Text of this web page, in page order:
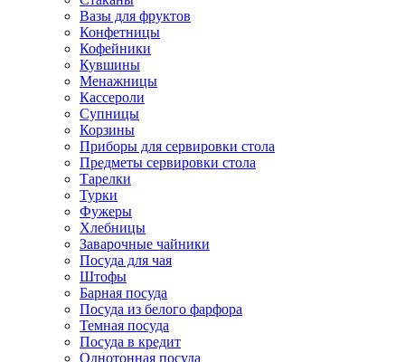
Вазы для фруктов
Конфетницы
Кофейники
Кувшины
Менажницы
Кассероли
Супницы
Корзины
Приборы для сервировки стола
Предметы сервировки стола
Тарелки
Турки
Фужеры
Хлебницы
Заварочные чайники
Посуда для чая
Штофы
Барная посуда
Посуда из белого фарфора
Темная посуда
Посуда в кредит
Однотонная посуда